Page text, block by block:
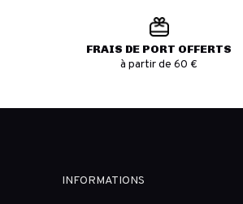
FRAIS DE PORT OFFERTS
à partir de 60 €
INFORMATIONS